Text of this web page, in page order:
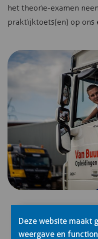
het theorie-examen
praktijktoets(en) op ons
THEORIE
Deze website maakt
weergave en